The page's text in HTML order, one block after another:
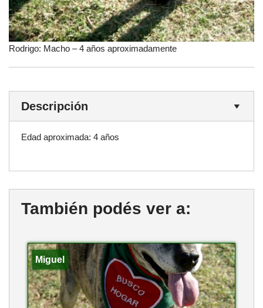
Rodrigo: Macho – 4 años aproximadamente
Descripción
Edad aproximada: 4 años
También podés ver a:
Miguel